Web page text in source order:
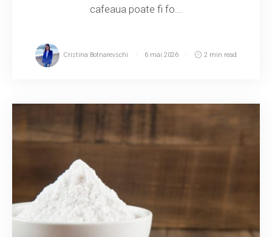
cafeaua poate fi fo...
Cristina Botnarevschi 6 mai 2026 2 min read